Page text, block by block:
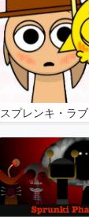
スプレンキ・ラブ